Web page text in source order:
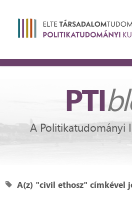
PTI
A Politikatudományi
A(z) "civil ethosz" címkével